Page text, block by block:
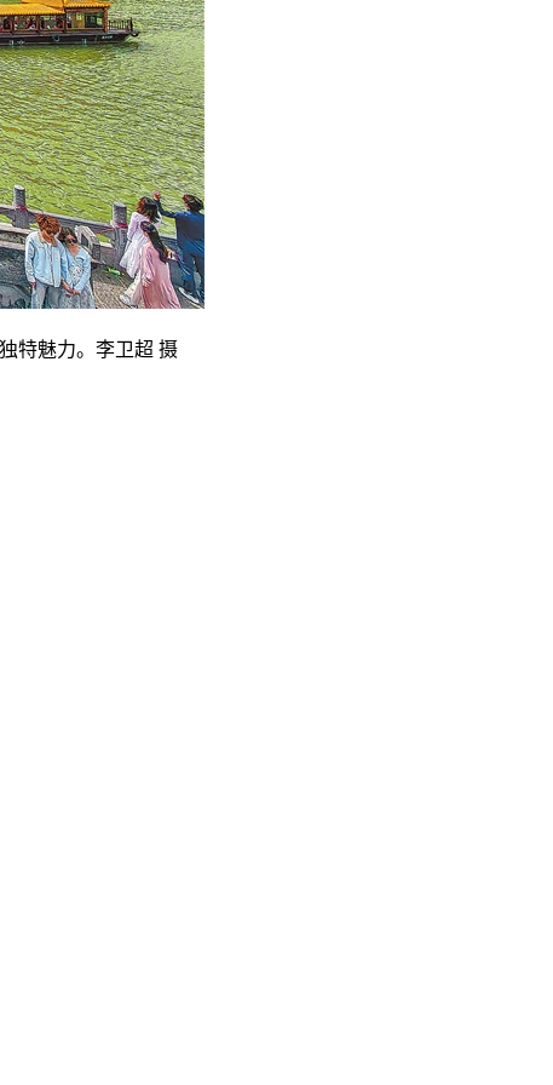
特魅力。李卫超 摄